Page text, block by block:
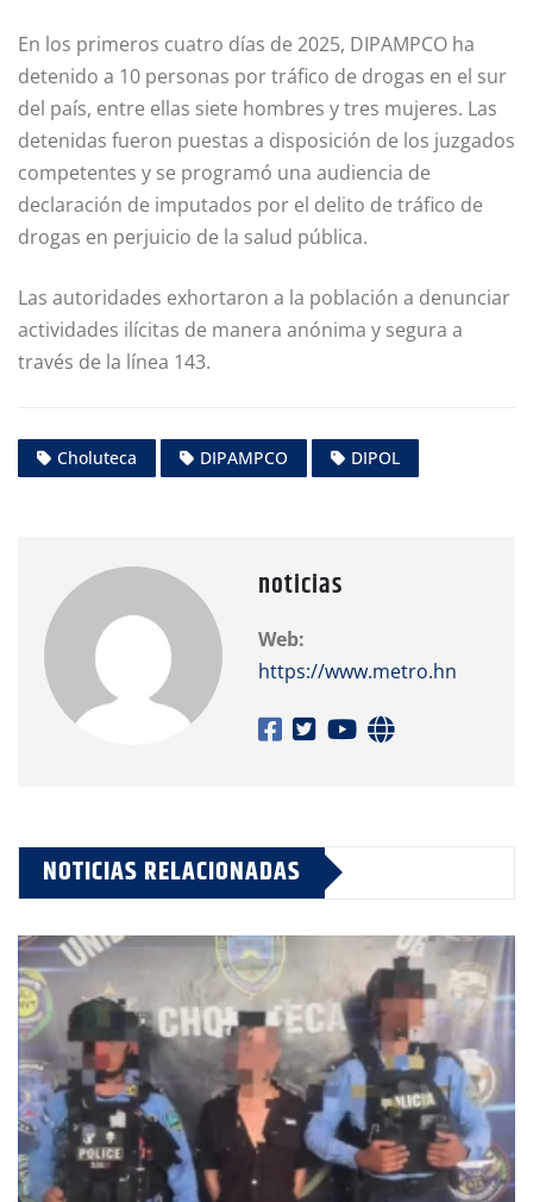
En los primeros cuatro días de 2025, DIPAMPCO ha
detenido a 10 personas por tráfico de drogas en el sur
del país, entre ellas siete hombres y tres mujeres. Las
detenidas fueron puestas a disposición de los juzgados
competentes y se programó una audiencia de
declaración de imputados por el delito de tráfico de
drogas en perjuicio de la salud pública.
Las autoridades exhortaron a la población a denunciar
actividades ilícitas de manera anónima y segura a
través de la línea 143.
Choluteca DIPAMPCO DIPOL
noticias
Web:
https://www.metro.hn
NOTICIAS RELACIONADAS